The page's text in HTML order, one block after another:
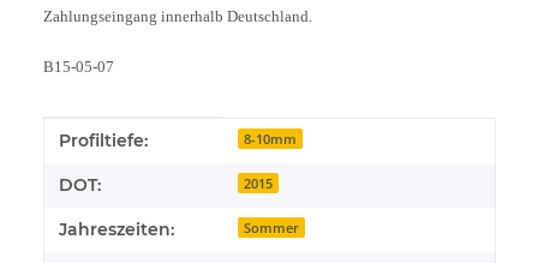
Zahlungseingang innerhalb Deutschland.
B15-05-07
Produkteigenschaft
Wert
Profiltiefe: 8-10mm
DOT: 2015
Jahreszeiten: Sommer